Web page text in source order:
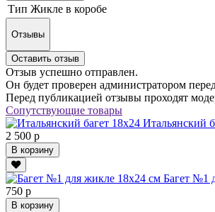
Тип Жикле в коробе
Отзывы
Оставить отзыв
Отзыв успешно отправлен.
Он будет проверен администратором
Перед публикацией отзывы проходят
Сопутствующие товары
Итальянский
2 500 р
В корзину
Багет №1
750 р
В корзину